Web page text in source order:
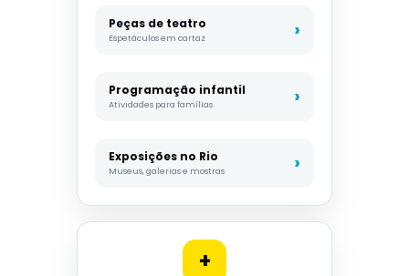
Peças de teatro
Espetáculos em cartaz
Programação infantil
Atividades para famílias
Exposições no Rio
Museus, galerias e mostras
+